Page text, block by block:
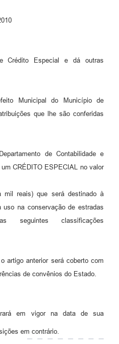
Crédito Especial e dá outras
Municipal do Município de
que lhe são conferidas
de Contabilidade e
CRÉDITO ESPECIAL no valor
mil reais) que será destinado à
na conservação de estradas
seguintes classificações
artigo anterior será coberto com
de convênios do Estado.
em vigor na data de sua
em contrário.